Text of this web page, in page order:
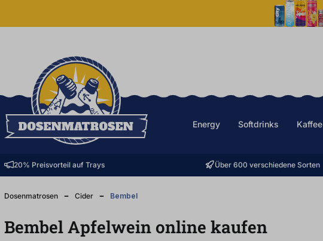
Energy Softdrinks Kaffee
20% Preisvorteil auf Trays Über 600 verschiedene Sorten
Dosenmatrosen Cider Bembel
Bembel Apfelwein online kaufen